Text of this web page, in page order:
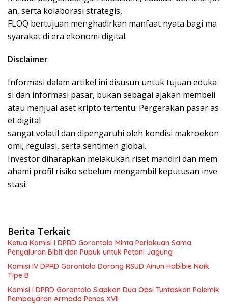
an, serta kolaborasi strategis,
FLOQ bertujuan menghadirkan manfaat nyata bagi ma
syarakat di era ekonomi digital.
Disclaimer
Informasi dalam artikel ini disusun untuk tujuan eduka
si dan informasi pasar, bukan sebagai ajakan membeli
atau menjual aset kripto tertentu. Pergerakan pasar as
et digital
sangat volatil dan dipengaruhi oleh kondisi makroekon
omi, regulasi, serta sentimen global.
Investor diharapkan melakukan riset mandiri dan mem
ahami profil risiko sebelum mengambil keputusan inve
stasi.
Berita Terkait
Ketua Komisi I DPRD Gorontalo Minta Perlakuan Sama
Penyaluran Bibit dan Pupuk untuk Petani Jagung
Komisi IV DPRD Gorontalo Dorong RSUD Ainun Habibie Naik
Tipe B
Komisi I DPRD Gorontalo Siapkan Dua Opsi Tuntaskan Polemik
Pembayaran Armada Penas XVII